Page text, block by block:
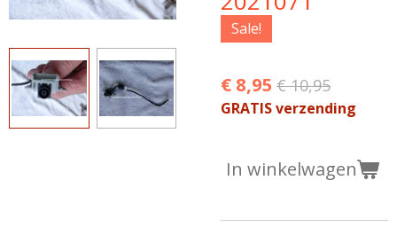
Sale!
€ 8,95 € 10,95
GRATIS verzending
In winkelwagen